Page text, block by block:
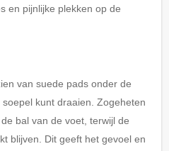
en pijnlijke plekken op de
van suede pads onder de
kunt draaien. Zogeheten
bal van de voet, terwijl de
blijven. Dit geeft het gevoel en